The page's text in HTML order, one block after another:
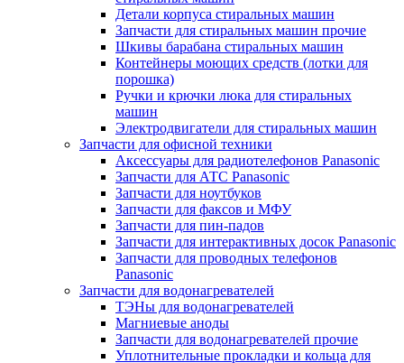
Детали корпуса стиральных машин
Запчасти для стиральных машин прочие
Шкивы барабана стиральных машин
Контейнеры моющих средств (лотки для
порошка)
Ручки и крючки люка для стиральных
машин
Электродвигатели для стиральных машин
Запчасти для офисной техники
Аксессуары для радиотелефонов Panasonic
Запчасти для АТС Panasonic
Запчасти для ноутбуков
Запчасти для факсов и МФУ
Запчасти для пин-падов
Запчасти для интерактивных досок Panasonic
Запчасти для проводных телефонов
Panasonic
Запчасти для водонагревателей
ТЭНы для водонагревателей
Магниевые аноды
Запчасти для водонагревателей прочие
Уплотнительные прокладки и кольца для